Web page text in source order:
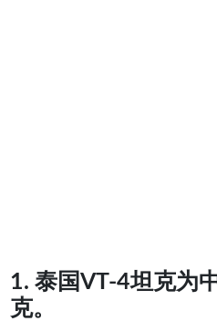
1. 泰国VT-4坦克为
克。